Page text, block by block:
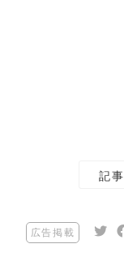
記事
広告掲載